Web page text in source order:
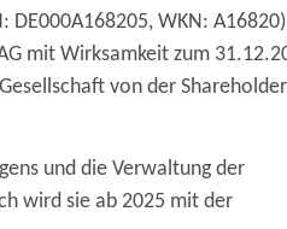
WKN: A16820)
mit Wirksamkeit zum
von der Shareholder
und die Verwaltung der
wird sie ab 2025 mit der